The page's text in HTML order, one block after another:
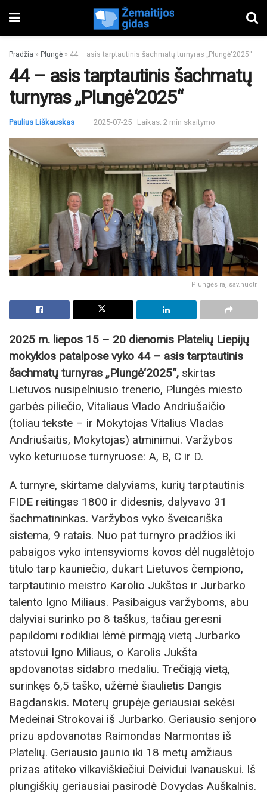
Pradžia » Plungė » 44 – asis tarptautinis šachmatų turnyras „Plungė‘2025“
44 – asis tarptautinis šachmatų
turnyras „Plungė‘2025“
Paulius Liškauskas 2025-07-25 Laikas: 2 min skaitymo
Plungės raj.sav.nuotr.
2025 m. liepos 15 – 20 dienomis Platelių Liepijų
mokyklos patalpose vyko 44 – asis tarptautinis
šachmatų turnyras „Plungė‘2025“, skirtas
Lietuvos nusipelniusio trenerio, Plungės miesto
garbės piliečio, Vitaliaus Vlado Andriušaičio
(toliau tekste – ir Mokytojas Vitalius Vladas
Andriušaitis, Mokytojas) atminimui. Varžybos
vyko keturiuose turnyruose: A, B, C ir D.
A turnyre, skirtame dalyviams, kurių tarptautinis
FIDE reitingas 1800 ir didesnis, dalyvavo 31
šachmatininkas. Varžybos vyko šveicariška
sistema, 9 ratais. Nuo pat turnyro pradžios iki
pabaigos vyko intensyvioms kovos dėl nugalėtojo
titulo tarp kauniečio, dukart Lietuvos čempiono,
tarptautinio meistro Karolio Jukštos ir Jurbarko
talento Igno Miliaus. Pasibaigus varžyboms, abu
dalyviai surinko po 8 taškus, tačiau geresni
papildomi rodikliai lėmė pirmąją vietą Jurbarko
atstovui Igno Miliaus, o Karolis Jukšta
apdovanotas sidabro medaliu. Trečiąją vietą,
surinkęs 6,5 taško, užėmė šiaulietis Dangis
Bagdanskis. Moterų grupėje geriausiai sekėsi
Medeinai Strokovai iš Jurbarko. Geriausio senjoro
prizu apdovanotas Raimondas Narmontas iš
Platelių. Geriausio jaunio iki 18 metų amžiaus
prizas atiteko vilkaviškiečiui Deividui Ivanauskui. Iš
plungiškių geriausiai pasirodė Dovydas Auškalnis.